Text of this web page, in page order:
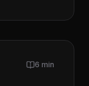
6 min